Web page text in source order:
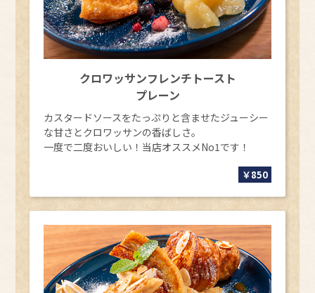
2026.04.16
お知らせ
ケーキ手配サービス【Cake.jp】対応開始のご案内
2026.04.10
お知らせ
【2026年4月1日より】宿泊税導入のご案内
2026.03.23
おすすめ
【2026年4月】日帰りイベントカレンダー
【2026年3月】日帰りイベントカレンダー
2026.02.20
お知らせ
モバイルバッテリーご使用に関するお願い
クロワッサンフレンチトースト
プレーン
カスタードソースをたっぷりと含ませたジューシー
な甘さとクロワッサンの香ばしさ。
一度で二度おいしい！当店オススメNo1です！
￥850